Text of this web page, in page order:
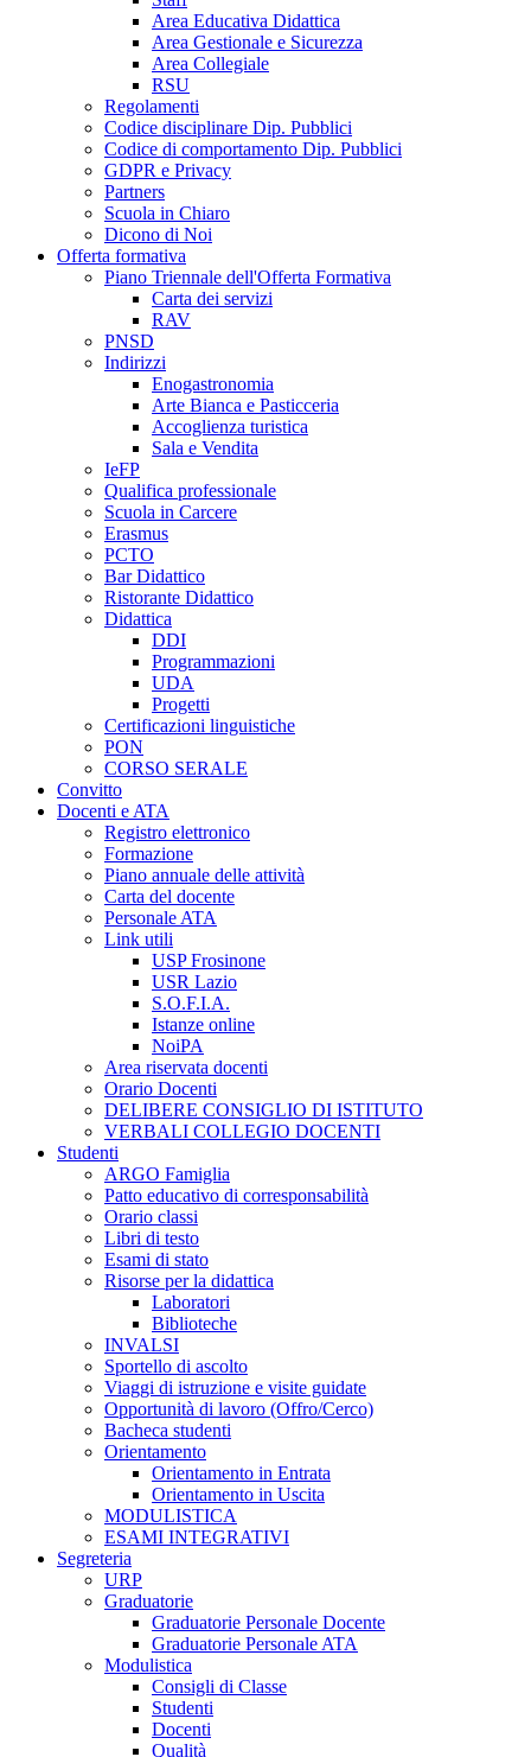
Area Educativa Didattica
Area Gestionale e Sicurezza
Area Collegiale
RSU
Regolamenti
Codice disciplinare Dip. Pubblici
Codice di comportamento Dip. Pubblici
GDPR e Privacy
Partners
Scuola in Chiaro
Dicono di Noi
Offerta formativa
Piano Triennale dell'Offerta Formativa
Carta dei servizi
RAV
PNSD
Indirizzi
Enogastronomia
Arte Bianca e Pasticceria
Accoglienza turistica
Sala e Vendita
IeFP
Qualifica professionale
Scuola in Carcere
Erasmus
PCTO
Bar Didattico
Ristorante Didattico
Didattica
DDI
Programmazioni
UDA
Progetti
Certificazioni linguistiche
PON
CORSO SERALE
Convitto
Docenti e ATA
Registro elettronico
Formazione
Piano annuale delle attività
Carta del docente
Personale ATA
Link utili
USP Frosinone
USR Lazio
S.O.F.I.A.
Istanze online
NoiPA
Area riservata docenti
Orario Docenti
DELIBERE CONSIGLIO DI ISTITUTO
VERBALI COLLEGIO DOCENTI
Studenti
ARGO Famiglia
Patto educativo di corresponsabilità
Orario classi
Libri di testo
Esami di stato
Risorse per la didattica
Laboratori
Biblioteche
INVALSI
Sportello di ascolto
Viaggi di istruzione e visite guidate
Opportunità di lavoro (Offro/Cerco)
Bacheca studenti
Orientamento
Orientamento in Entrata
Orientamento in Uscita
MODULISTICA
ESAMI INTEGRATIVI
Segreteria
URP
Graduatorie
Graduatorie Personale Docente
Graduatorie Personale ATA
Modulistica
Consigli di Classe
Studenti
Docenti
Qualità